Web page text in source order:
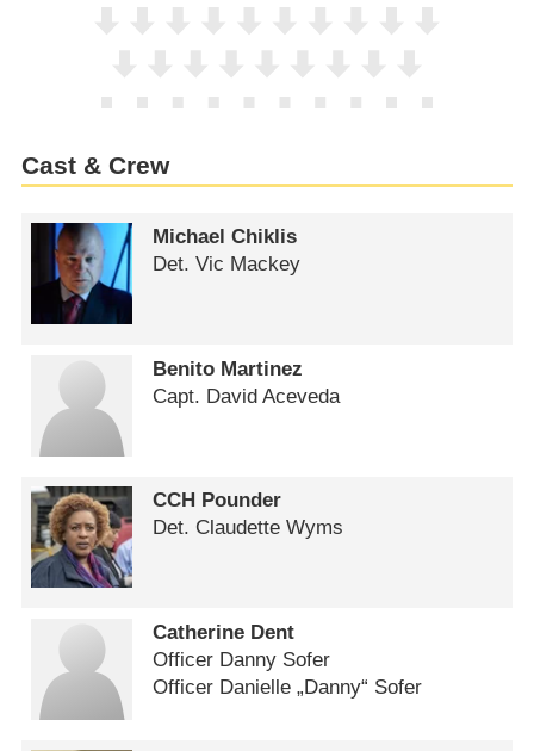
Cast & Crew
Michael Chiklis
Det. Vic Mackey
Benito Martinez
Capt. David Aceveda
CCH Pounder
Det. Claudette Wyms
Catherine Dent
Officer Danny Sofer
Officer Danielle „Danny“ Sofer